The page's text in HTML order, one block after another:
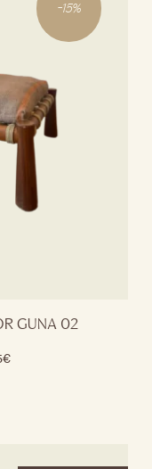
-15%
GUNA 02
€